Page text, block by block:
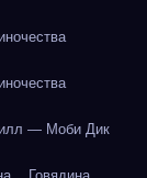
— Моби Дик